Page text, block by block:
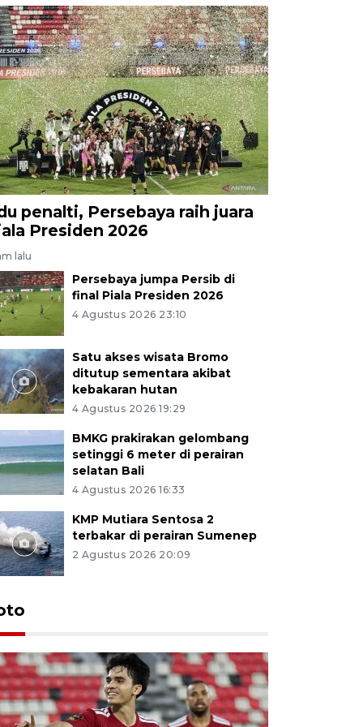
penalti, Persebaya raih juara
Presiden 2026
lalu
Persebaya jumpa Persib di
final Piala Presiden 2026
4 Agustus 2026 23:10
Satu akses wisata Bromo
ditutup sementara akibat
kebakaran hutan
4 Agustus 2026 19:29
BMKG prakirakan gelombang
setinggi 6 meter di perairan
selatan Bali
4 Agustus 2026 16:33
KMP Mutiara Sentosa 2
terbakar di perairan Sumenep
2 Agustus 2026 20:09